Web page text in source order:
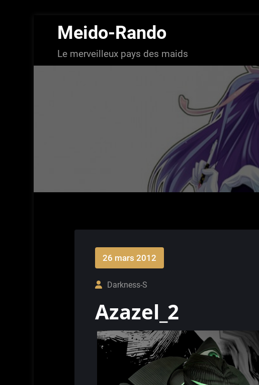
Meido-Rando
Le merveilleux pays des maids
26 mars 2012
Darkness-S
Azazel_2